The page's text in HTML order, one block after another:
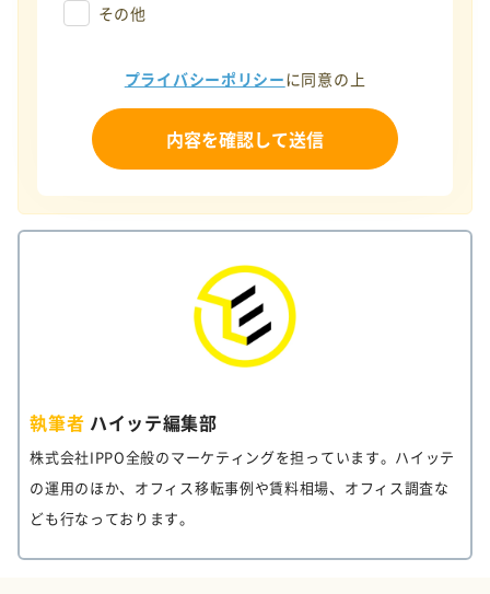
その他
プライバシーポリシーに同意の上
執筆者 ハイッテ編集部
株式会社IPPO全般のマーケティングを担っています。ハイッテ
の運用のほか、オフィス移転事例や賃料相場、オフィス調査な
ども行なっております。